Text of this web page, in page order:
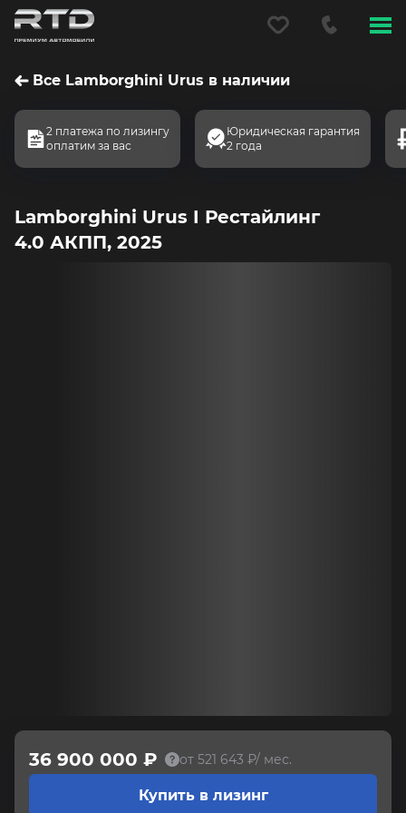
Все Lamborghini Urus в наличии
2 платежа по лизингу
оплатим за вас
Юридическая гарантия
2 года
Lamborghini Urus I Рестайлинг
4.0 АКПП, 2025
36 900 000 ₽ от 521 643 ₽/ мес.
Купить в лизинг